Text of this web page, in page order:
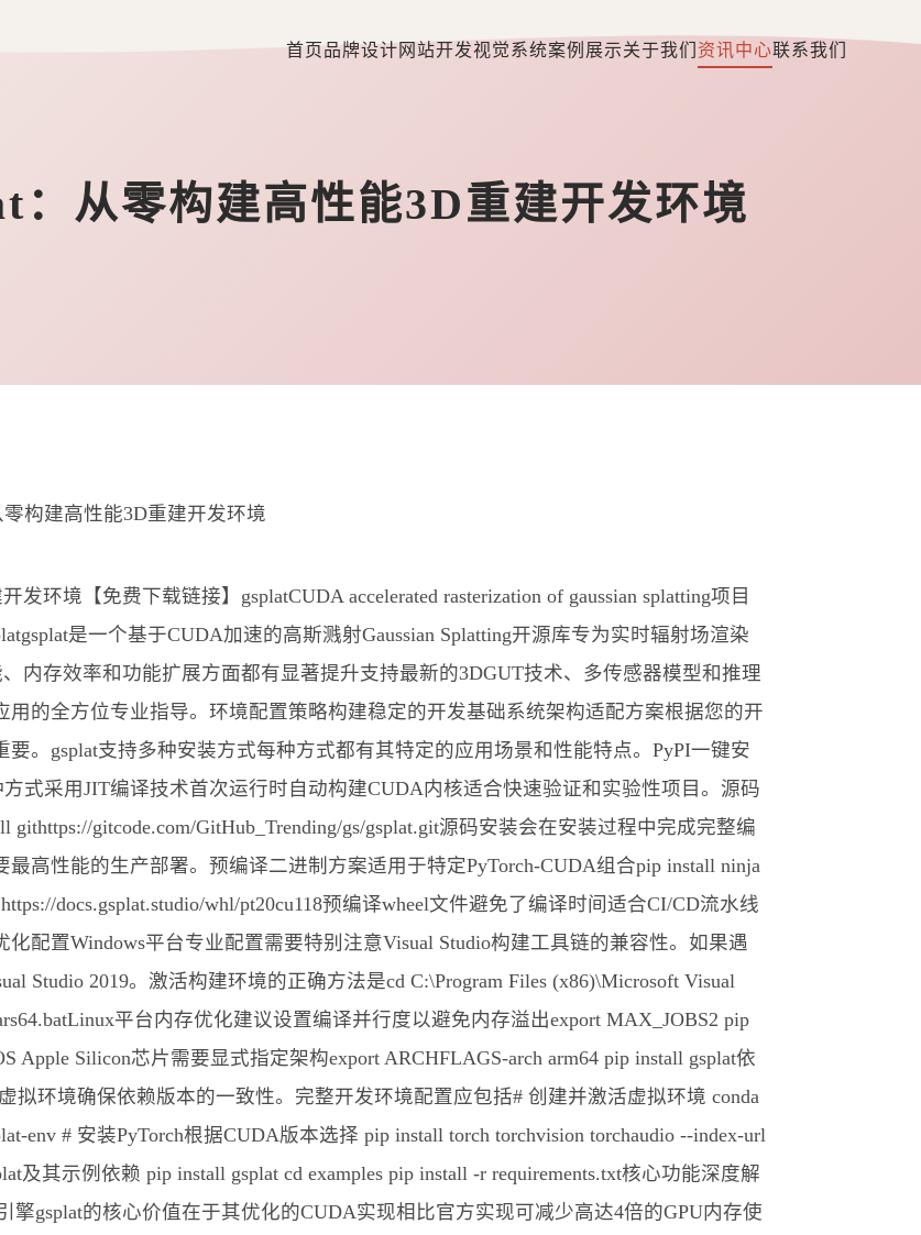
首页品牌设计 网站开发视觉系统案例展示关于我们 资讯中心联系我们
：从零构建高性能3D重建开发环境
环境【免费下载链接】gsplatCUDA accelerated rasterization of gaussian splatting项目
是一个基于CUDA加速的高斯溅射Gaussian Splatting开源库专为实时辐射场渲染
内存效率和功能扩展方面都有显著提升支持最新的3DGUT技术、多传感器模型和推理
的全方位专业指导。环境配置策略构建稳定的开发基础系统架构适配方案根据您的开
。gsplat支持多种安装方式每种方式都有其特定的应用场景和性能特点。PyPI一键安
式采用JIT编译技术首次运行时自动构建CUDA内核适合快速验证和实验性项目。源码
gitcode.com/GitHub_Trending/gs/gsplat.git源码安装会在安装过程中完成完整编
高性能的生产部署。预编译二进制方案适用于特定PyTorch-CUDA组合pip install ninja
docs.gsplat.studio/whl/pt20cu118预编译wheel文件避免了编译时间适合CI/CD流水线
配置Windows平台专业配置需要特别注意Visual Studio构建工具链的兼容性。如果遇
Studio 2019。激活构建环境的正确方法是cd C:\Program Files (x86)\Microsoft Visual
平台内存优化建议设置编译并行度以避免内存溢出export MAX_JOBS2 pip
Apple Silicon芯片需要显式指定架构export ARCHFLAGS-arch arm64 pip install gsplat依
拟环境确保依赖版本的一致性。完整开发环境配置应包括# 创建并激活虚拟环境 conda
env # 安装PyTorch根据CUDA版本选择 pip install torch torchvision torchaudio --index-url
及其示例依赖 pip install gsplat cd examples pip install -r requirements.txt核心功能深度解
gsplat的核心价值在于其优化的CUDA实现相比官方实现可减少高达4倍的GPU内存使